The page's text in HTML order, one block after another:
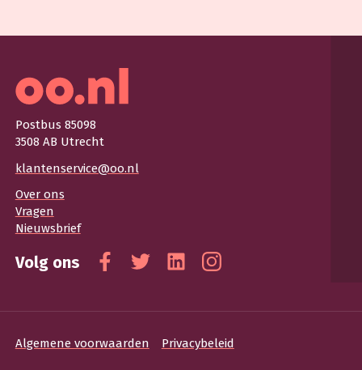
Postbus 85098
3508 AB Utrecht
klantenservice@oo.nl
Over ons
Vragen
Nieuwsbrief
Volg ons
Facebook
TwitterLinkedinInstagram
Algemene voorwaarden Privacybeleid